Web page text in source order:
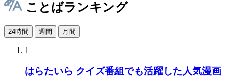
ことばランキング
24時間 週間 月間
1
はらたいら クイズ番組でも活躍した人気漫画